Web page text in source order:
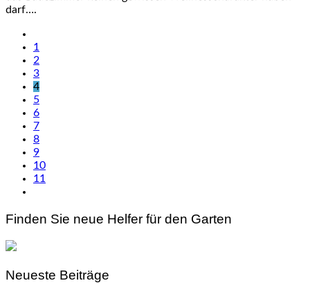
darf….
1
2
3
4
5
6
7
8
9
10
11
Finden Sie neue Helfer für den Garten
Neueste Beiträge